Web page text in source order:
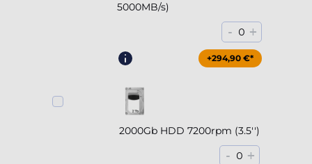
5000MB/s)
- 0 +
+294,90 €*
2000Gb HDD 7200rpm (3.5'')
- 0 +